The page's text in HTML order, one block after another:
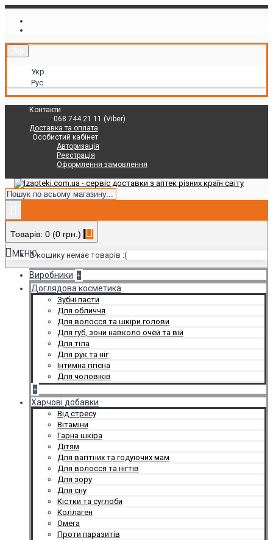
Укр
Рус
Контакти
068 744 21 11 (Viber)
Доставка та оплата
Особистий кабінет
Авторизація
Реєстрація
Оформлення замовлення
Товарів: 0 (0 грн.)
В кошику немає товарів :(
МЕНЮ
Виробники +
Доглядова косметика
Зубні пасти
Для обличчя
Для волосся та шкіри голови
Для губ, зони навколо очей та вій
Для тіла
Для рук та ніг
Інтимна гігієна
Для чоловіків
+
Харчові добавки
Від стресу
Вітаміни
Гарна шкіра
Дітям
Для вагітних та годуючих мам
Для волосся та нігтів
Для зору
Для сну
Кістки та суглоби
Коллаген
Омега
Проти паразитів